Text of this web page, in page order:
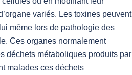
variés. Les toxines peuvent
même lors de pathologie des
Ces organes normalement
déchets métaboliques produits par
malades ces déchets